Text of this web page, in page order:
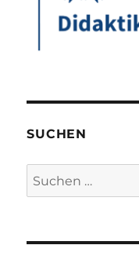
SUCHEN
Suchen
nach: